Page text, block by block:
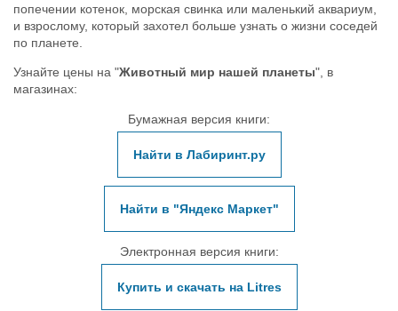
попечении котенок, морская свинка или маленький аквариум,
и взрослому, который захотел больше узнать о жизни соседей
по планете.
Узнайте цены на "Животный мир нашей планеты", в
магазинах:
Бумажная версия книги:
Найти в Лабиринт.ру
Найти в "Яндекс Маркет"
Электронная версия книги:
Купить и скачать на Litres